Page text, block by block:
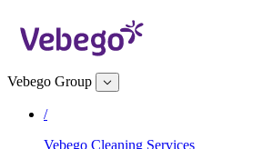
Vebego Group
/
Vebego Cleaning Services